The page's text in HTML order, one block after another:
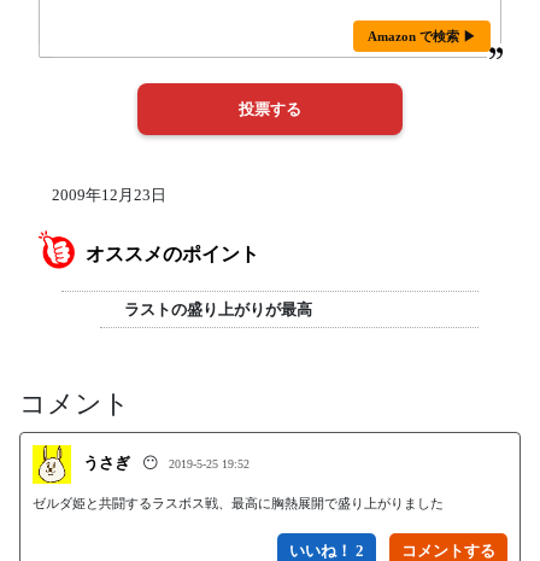
Amazon で検索 ▶
2009年12月23日
オススメのポイント
ラストの盛り上がりが最高
コメント
うさぎ 😶 2019-5-25 19:52
ゼルダ姫と共闘するラスボス戦、最高に胸熱展開で盛り上がりました
いいね！ 2